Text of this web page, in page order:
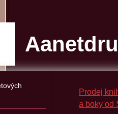
Prodej
a boky od